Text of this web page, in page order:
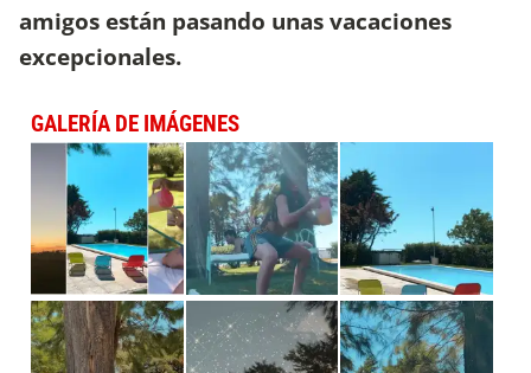
amigos están pasando unas vacaciones
excepcionales.
GALERÍA DE IMÁGENES